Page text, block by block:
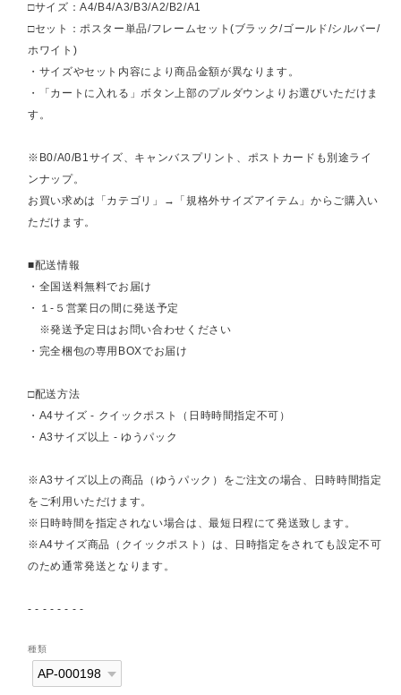
□サイズ：A4/B4/A3/B3/A2/B2/A1
□セット：ポスター単品/フレームセット(ブラック/ゴールド/シルバー/
ホワイト)
・サイズやセット内容により商品金額が異なります。
・「カートに入れる」ボタン上部のプルダウンよりお選びいただけま
す。
※B0/A0/B1サイズ、キャンバスプリント、ポストカードも別途ライ
ンナップ。
お買い求めは「カテゴリ」→「規格外サイズアイテム」からご購入い
ただけます。
■配送情報
・全国送料無料でお届け
・１-５営業日の間に発送予定
※発送予定日はお問い合わせください
・完全梱包の専用BOXでお届け
□配送方法
・A4サイズ - クイックポスト（日時時間指定不可）
・A3サイズ以上 - ゆうパック
※A3サイズ以上の商品（ゆうパック）をご注文の場合、日時時間指定
をご利用いただけます。
※日時時間を指定されない場合は、最短日程にて発送致します。
※A4サイズ商品（クイックポスト）は、日時指定をされても設定不可
のため通常発送となります。
- - - - - - - -
種類